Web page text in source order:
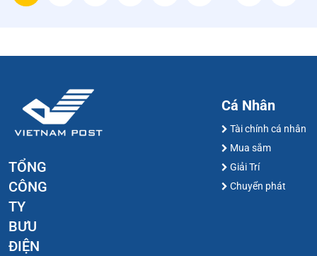
TỔNG
CÔNG
TY
BƯU
ĐIỆN
Cá Nhân
Tài chính cá nhân
Mua sắm
Giải Trí
Chuyển phát